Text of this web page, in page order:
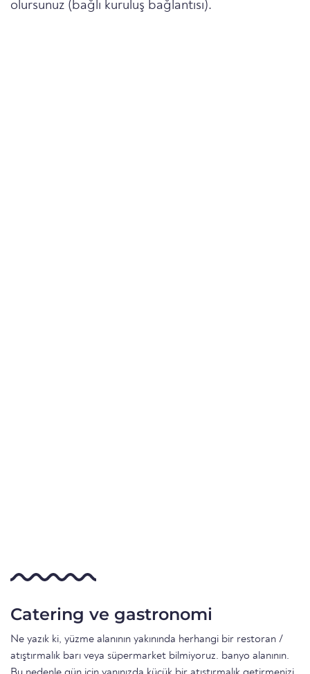
olursunuz (bağlı kuruluş bağlantısı).
Catering ve gastronomi
Ne yazık ki, yüzme alanının yakınında herhangi bir restoran /
atıştırmalık barı veya süpermarket bilmiyoruz. banyo alanının.